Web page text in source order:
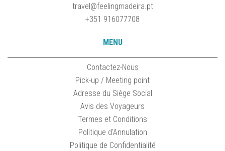
travel@feelingmadeira.pt
+351 916077708
MENU
Contactez-Nous
Pick-up / Meeting point
Adresse du Siège Social
Avis des Voyageurs
Termes et Conditions
Politique d'Annulation
Politique de Confidentialité